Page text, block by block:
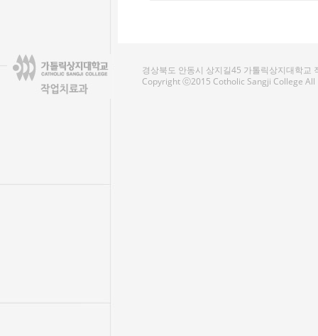
경상북도 안동시 상지길45 가톨릭상지대학교
Copyright ⓒ2015 Cotholic Sangji College